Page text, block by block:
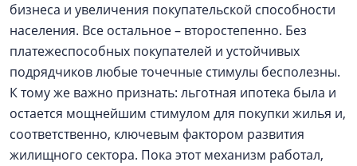
бизнеса и увеличения покупательской способности
населения. Все остальное – второстепенно. Без
платежеспособных покупателей и устойчивых
подрядчиков любые точечные стимулы бесполезны.
К тому же важно признать: льготная ипотека была и
остается мощнейшим стимулом для покупки жилья и,
соответственно, ключевым фактором развития
жилищного сектора. Пока этот механизм работал,